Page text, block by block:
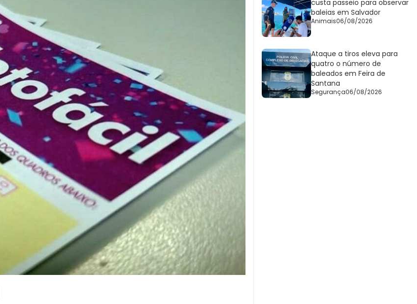
custa passeio para observar
baleias em Salvador
Animais06/08/2026
Ataque a tiros eleva para
quatro o número de
baleados em Feira de
Santana
Segurança06/08/2026